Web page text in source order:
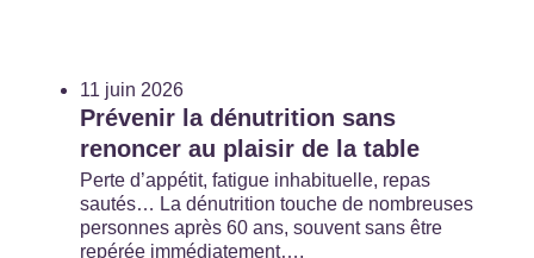
11 juin 2026
Prévenir la dénutrition sans
renoncer au plaisir de la table
Perte d’appétit, fatigue inhabituelle, repas
sautés… La dénutrition touche de nombreuses
personnes après 60 ans, souvent sans être
repérée immédiatement….